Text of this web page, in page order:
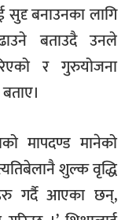
सुदृ बनाउनका लागि
बताउदै उनले
र गुरुयोजना
मापदण्ड मानेको
शुल्क वृद्धि
गर्दै आएका छन्,